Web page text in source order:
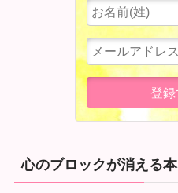
心のブロックが消える本